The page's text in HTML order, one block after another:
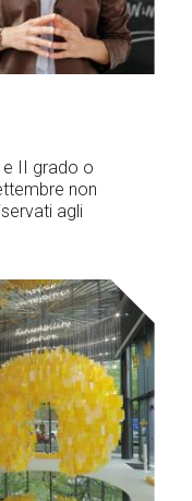
e II grado o
non
agli